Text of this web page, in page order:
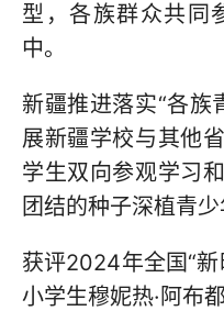
型，各族群众共同
中。
新疆推进落实“各族
展新疆学校与其他
学生双向参观学习
团结的种子深植青少
获评2024年全国“新
小学生穆妮热·阿布